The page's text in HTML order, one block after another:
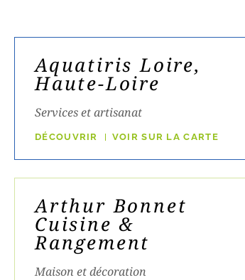
Aquatiris Loire,
Haute-Loire
Services et artisanat
DÉCOUVRIR VOIR SUR LA CARTE
Arthur Bonnet
Cuisine &
Rangement
Maison et décoration